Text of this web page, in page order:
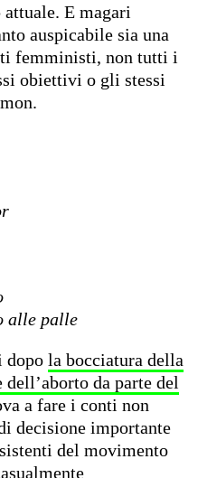
E magari
auspicabile sia una
femministi, non tutti i
obiettivi o gli stessi
alle palle
dopo la bocciatura della
da parte del
a fare i conti non
decisione importante
del movimento